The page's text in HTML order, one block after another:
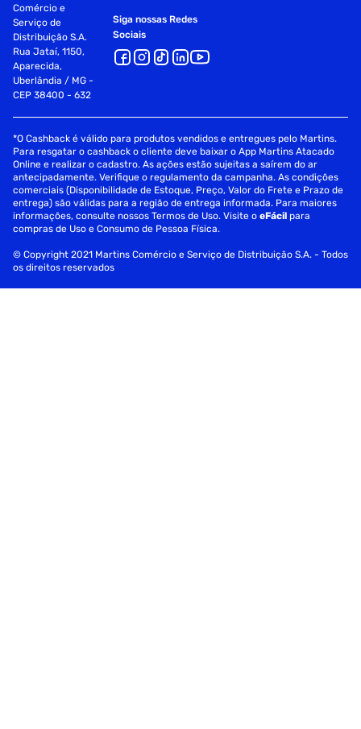
Comércio e
Serviço de
Distribuição S.A.
Rua Jataí, 1150,
Aparecida,
Uberlândia / MG -
CEP 38400 - 632
Siga nossas Redes
Sociais
*O Cashback é válido para produtos vendidos e entregues pelo Martins.
Para resgatar o cashback o cliente deve baixar o App Martins Atacado
Online e realizar o cadastro. As ações estão sujeitas a saírem do ar
antecipadamente. Verifique o regulamento da campanha. As condições
comerciais (Disponibilidade de Estoque, Preço, Valor do Frete e Prazo de
entrega) são válidas para a região de entrega informada. Para maiores
informações, consulte nossos Termos de Uso. Visite oeFácil para
compras de Uso e Consumo de Pessoa Física.
© Copyright 2021 Martins Comércio e Serviço de Distribuição S.A. - Todos
os direitos reservados